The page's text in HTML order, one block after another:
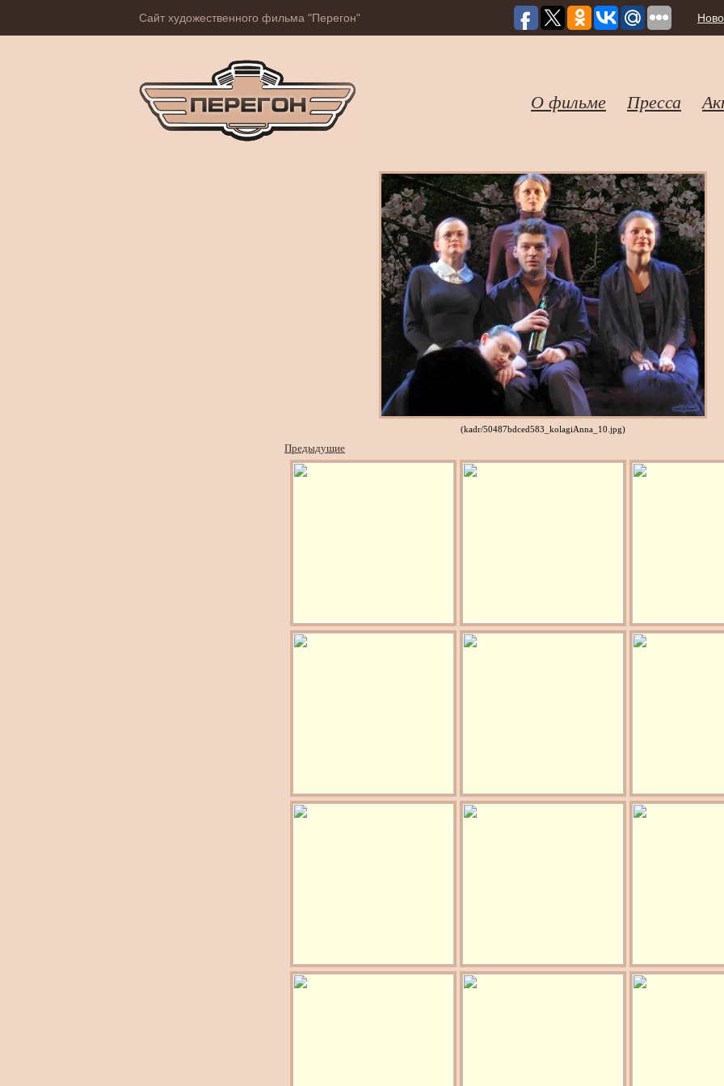
Сайт художественного фильма "Перегон"
О фильме Пресса
(kadr/50487bdced583_kolagiAnna_10.jpg)
Предыдущие